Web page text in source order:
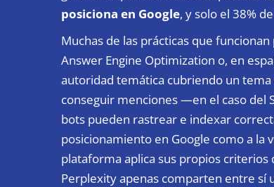
posiciona en Google, y solo el 38%
Muchas de las prácticas que
Answer Engine Optimization o, en
autoridad temática cubriendo un
conseguir menciones —en el caso del
bots pueden rastrear e indexar
posicionamiento en Google como a la
plataforma aplica sus propios
Perplexity apenas comparten entre sí